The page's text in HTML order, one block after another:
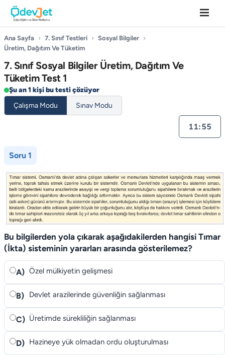
Ana Sayfa › 7. Sınıf Testleri › Sosyal Bilgiler ›
Üretim, Dağıtım Ve Tüketim
7. Sınıf Sosyal Bilgiler Üretim, Dağıtım Ve
Tüketim Test 1
Şu an 1 kişi bu testi çözüyor
Çalışma Modu
Sınav Modu
11:55
Soru 1
Bu bilgilerden yola çıkarak aşağıdakilerden hangisi Tımar
(İkta) sisteminin yararları arasında gösterilemez?
A) Özel mülkiyetin gelişmesi
B) Devlet arazilerinde güvenliğin sağlanması
C) Üretimde sürekliliğin sağlanması
D) Hazineye yük olmadan ordu oluşturulması